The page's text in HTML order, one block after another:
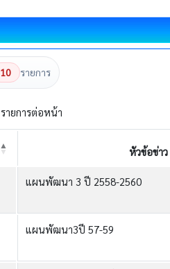
10 รายการ
รายการต่อหน้า
หัวข้อข่าว
แผนพัฒนา 3 ปี 2558-2560
แผนพัฒนา3ปี 57-59